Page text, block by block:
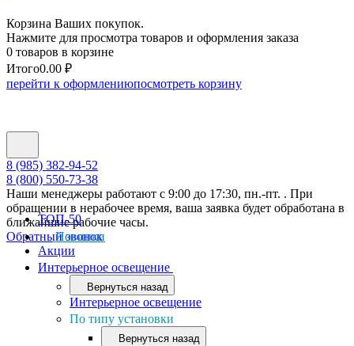
Корзина Ваших покупок.
Нажмите для просмотра товаров и оформления заказа
0 товаров в корзине
Итого0.00 ₽
перейти к оформлениюпосмотреть корзину
8 (985) 382-94-52
8 (800) 550-73-38
Наши менеджеры работают с 9:00 до 17:30, пн.-пт. . При
обращении в нерабочее время, ваша заявка будет обработана в
ближайшие рабочие часы.
Обратный звонок
ТОП-50
Новинки
Акции
Интерьерное освещение
Вернуться назад
Интерьерное освещение
По типу установки
Вернуться назад